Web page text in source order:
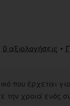
που έρχεται
την χροιά ενός
0 αξιολογήσεις •